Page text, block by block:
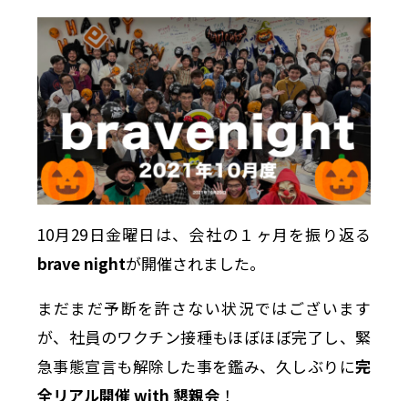
10月29日金曜日は、会社の１ヶ月を振り返る
brave nightが開催されました。
まだまだ予断を許さない状況ではございます
が、社員のワクチン接種もほぼほぼ完了し、緊
急事態宣言も解除した事を鑑み、久しぶりに完
全リアル開催 with 懇親会！